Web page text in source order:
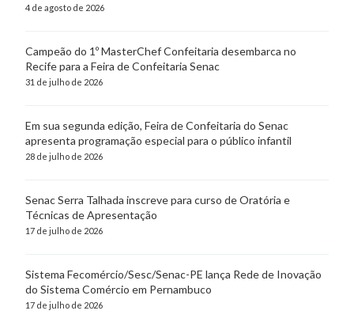
4 de agosto de 2026
Campeão do 1º MasterChef Confeitaria desembarca no
Recife para a Feira de Confeitaria Senac
31 de julho de 2026
Em sua segunda edição, Feira de Confeitaria do Senac
apresenta programação especial para o público infantil
28 de julho de 2026
Senac Serra Talhada inscreve para curso de Oratória e
Técnicas de Apresentação
17 de julho de 2026
Sistema Fecomércio/Sesc/Senac-PE lança Rede de Inovação
do Sistema Comércio em Pernambuco
17 de julho de 2026